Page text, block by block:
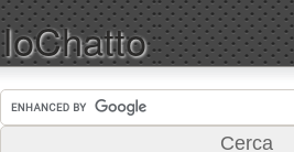
IoChatto